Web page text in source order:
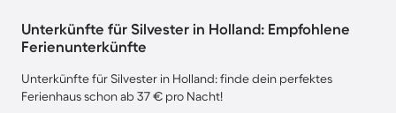
Unterkünfte für Silvester in Holland: Empfohlene
Ferienunterkünfte
Unterkünfte für Silvester in Holland: finde dein perfektes
Ferienhaus schon ab 37 € pro Nacht!